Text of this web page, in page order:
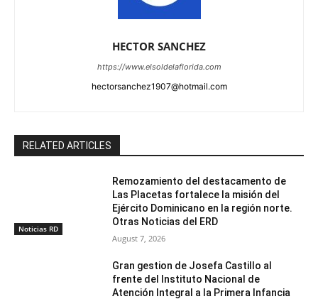
HECTOR SANCHEZ
https://www.elsoldelaflorida.com
hectorsanchez1907@hotmail.com
RELATED ARTICLES
Noticias RD
Remozamiento del destacamento de
Las Placetas fortalece la misión del
Ejército Dominicano en la región norte.
Otras Noticias del ERD
August 7, 2026
Gran gestion de Josefa Castillo al
frente del Instituto Nacional de
Atención Integral a la Primera Infancia